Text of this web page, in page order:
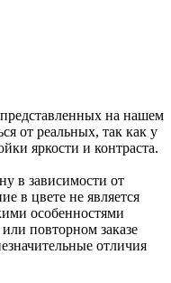
на нашем
от реальных, так как у
яркости и контраста.
в зависимости от
в цвете не является
особенностями
повторном заказе
отличия